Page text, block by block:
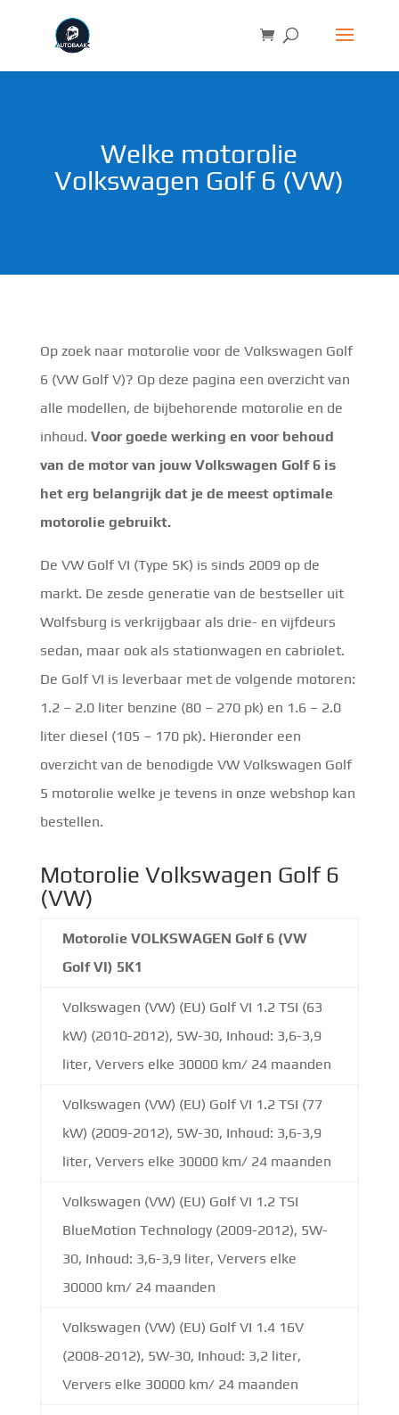
Welke motorolie
Volkswagen Golf 6 (VW)
Op zoek naar motorolie voor de Volkswagen Golf
6 (VW Golf V)? Op deze pagina een overzicht van
alle modellen, de bijbehorende motorolie en de
inhoud. Voor goede werking en voor behoud
van de motor van jouw Volkswagen Golf 6 is
het erg belangrijk dat je de meest optimale
motorolie gebruikt.
De VW Golf VI (Type 5K) is sinds 2009 op de
markt. De zesde generatie van de bestseller uit
Wolfsburg is verkrijgbaar als drie- en vijfdeurs
sedan, maar ook als stationwagen en cabriolet.
De Golf VI is leverbaar met de volgende motoren:
1.2 – 2.0 liter benzine (80 – 270 pk) en 1.6 – 2.0
liter diesel (105 – 170 pk). Hieronder een
overzicht van de benodigde VW Volkswagen Golf
5 motorolie welke je tevens in onze webshop kan
bestellen.
Motorolie Volkswagen Golf 6
(VW)
Motorolie VOLKSWAGEN Golf 6 (VW
Golf VI) 5K1
Volkswagen (VW) (EU) Golf VI 1.2 TSI (63
kW) (2010-2012), 5W-30, Inhoud: 3,6-3,9
liter, Ververs elke 30000 km/ 24 maanden
Volkswagen (VW) (EU) Golf VI 1.2 TSI (77
kW) (2009-2012), 5W-30, Inhoud: 3,6-3,9
liter, Ververs elke 30000 km/ 24 maanden
Volkswagen (VW) (EU) Golf VI 1.2 TSI
BlueMotion Technology (2009-2012), 5W-
30, Inhoud: 3,6-3,9 liter, Ververs elke
30000 km/ 24 maanden
Volkswagen (VW) (EU) Golf VI 1.4 16V
(2008-2012), 5W-30, Inhoud: 3,2 liter,
Ververs elke 30000 km/ 24 maanden